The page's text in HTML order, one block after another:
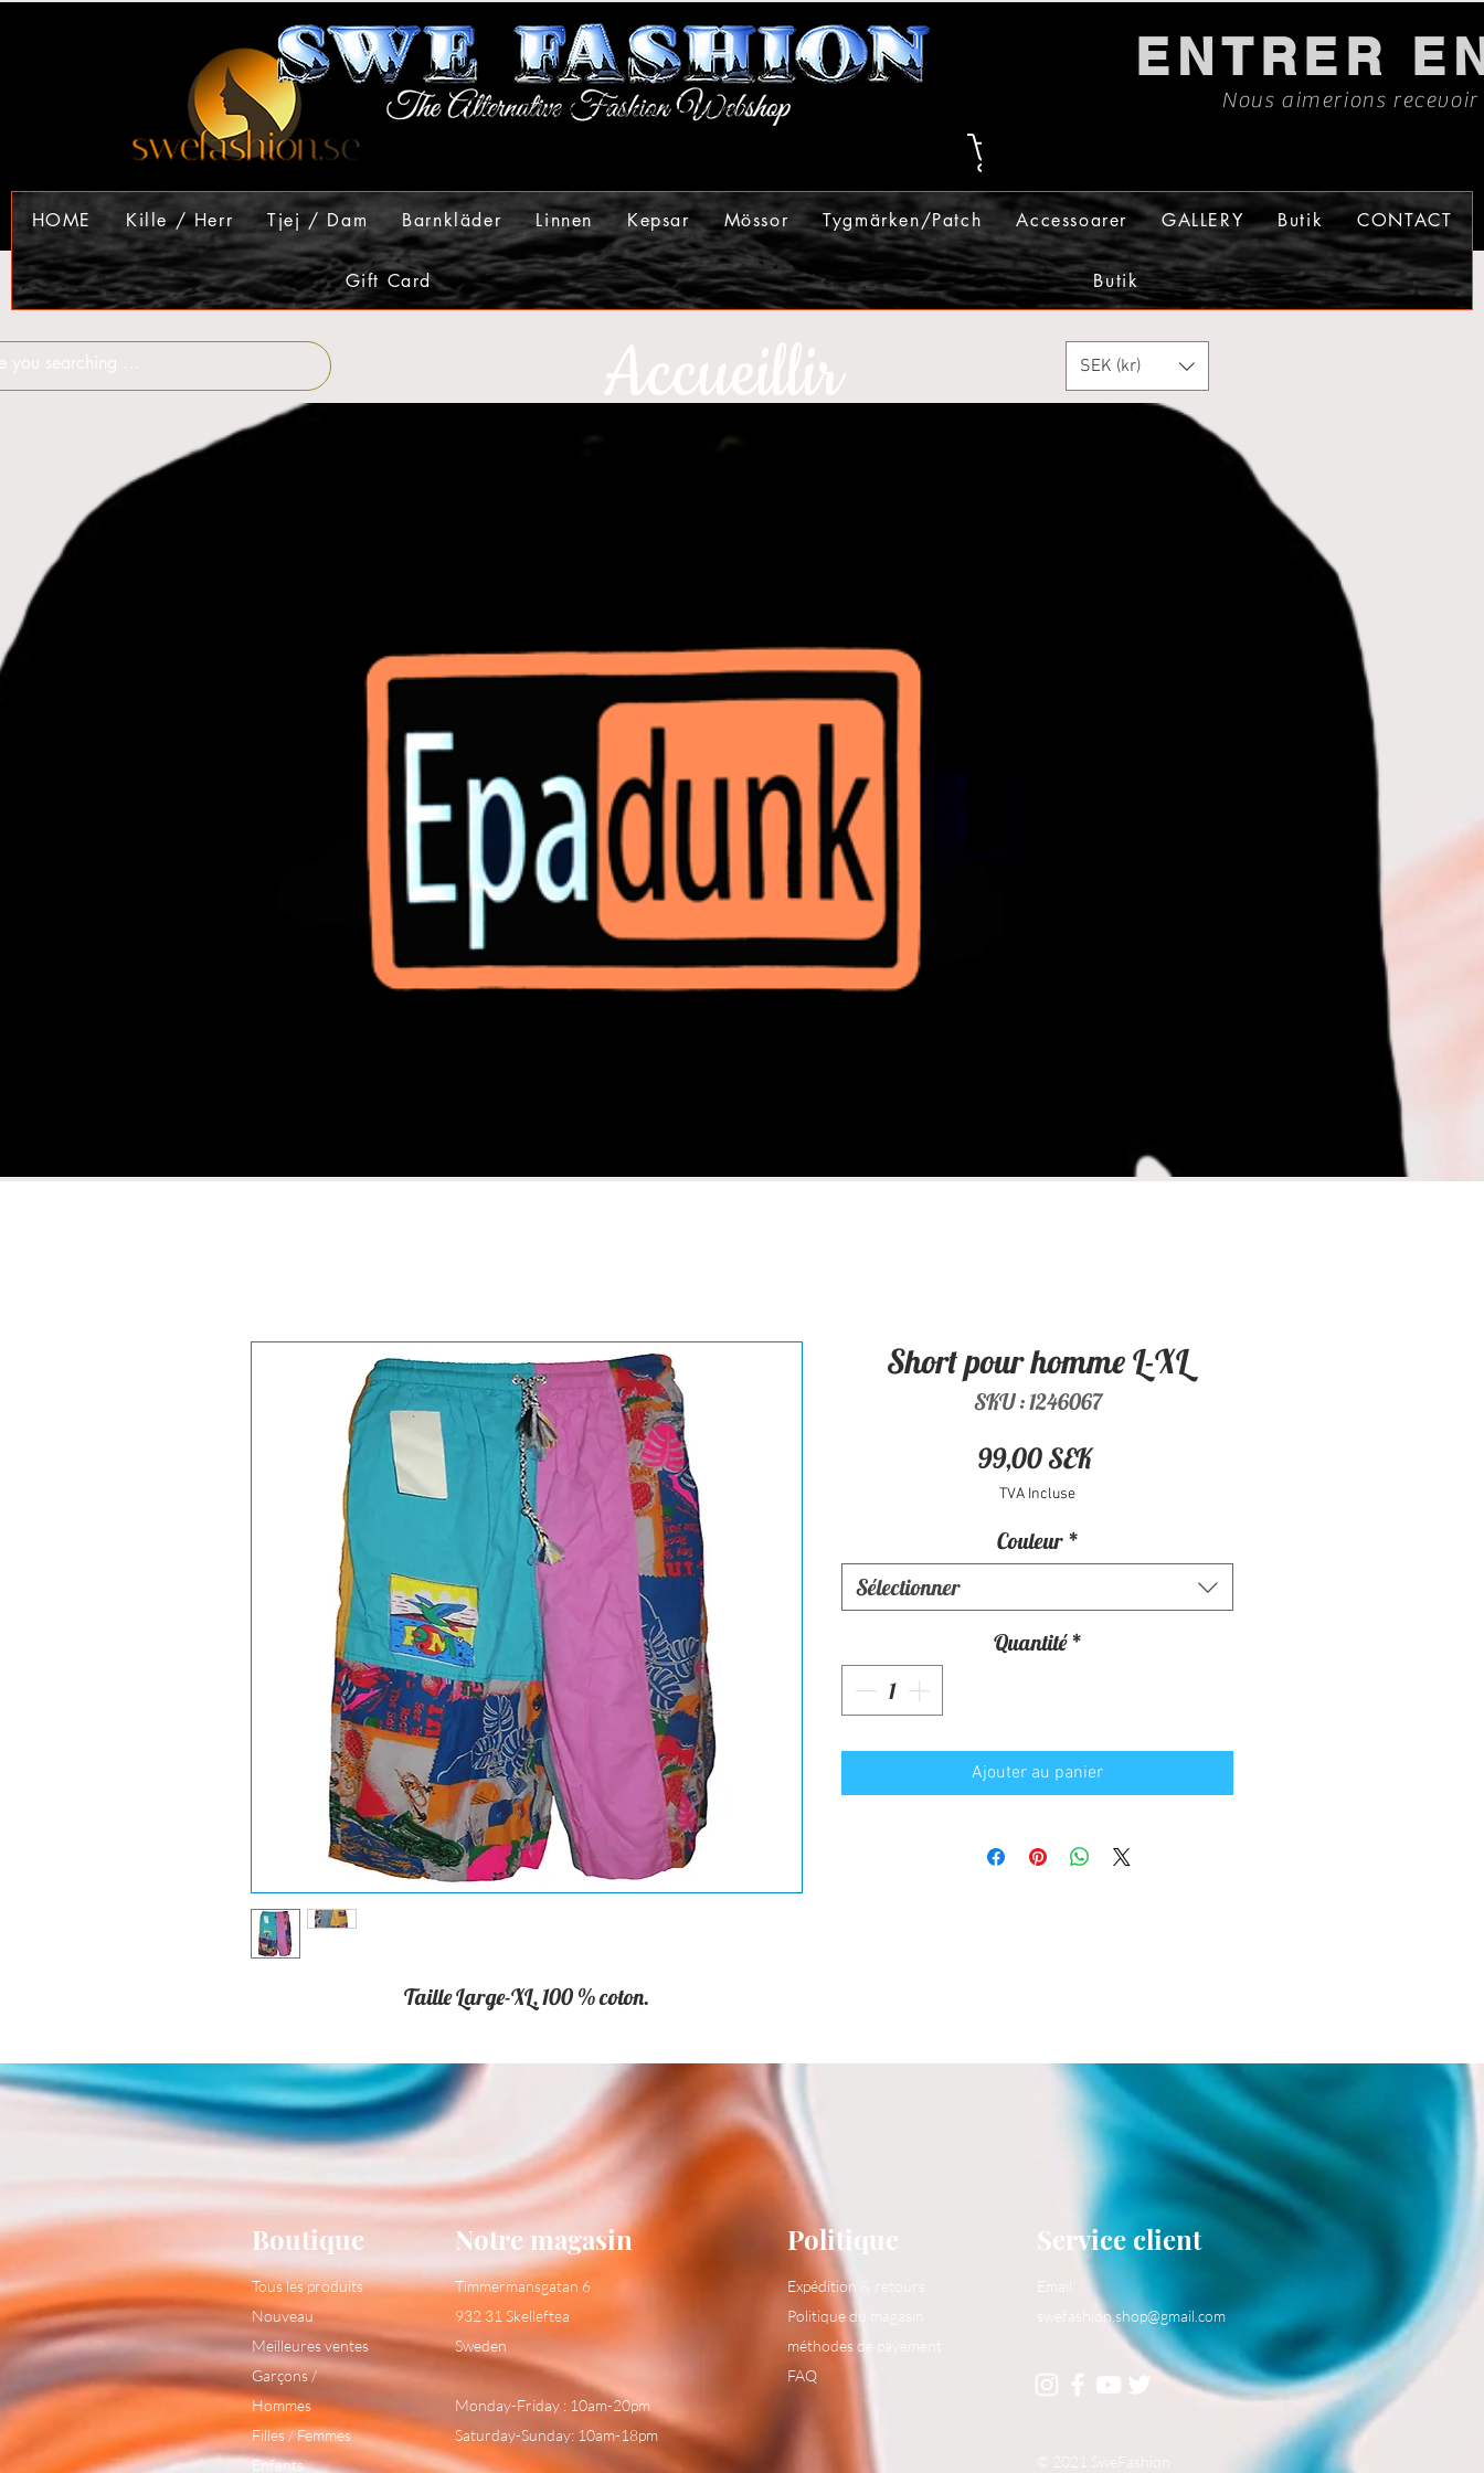
ENTRER
Nous aimerions
HOME Kille / Herr Tjej / Dam Barnkläder Linnen Kepsar Mössor Tygmärken/Patch Accessoarer GALLERY Butik CONTACT
Gift Card Butik
SEK (kr)
Taille Large-XL, 100 % coton.
Short pour homme L-XL
SKU : 1246067
99,00 SEKPrix
TVA Incluse
Couleur *
Sélectionner
Quantité *
Ajouter au panier
Boutique
Tous les produits
Nouveau
Meilleures ventes
Garçons /
Hommes
Filles / Femmes
Enfants
Notre magasin
Timmermansgatan 6
932 31 Skelleftea
Sweden
Monday-Friday : 10am-20pm
Saturday-Sunday: 10am-18pm
Politique
Expédition & retours
Politique du magasin
méthodes de payement
FAQ
Service client
Email:
swefashion.shop@gmail.com
© 2021 SweFashion